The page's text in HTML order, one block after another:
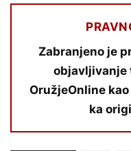
Zabranjeno je
objavljivanje
OružjeOnline
ka